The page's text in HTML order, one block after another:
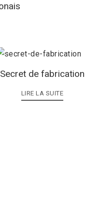
Secret de fabrication
LIRE LA SUITE